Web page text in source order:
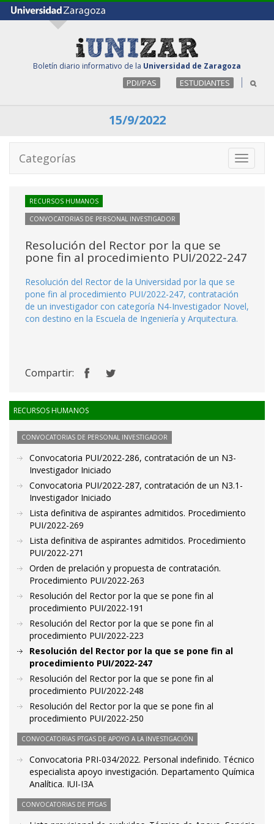
Boletín diario informativo de la Universidad de Zaragoza
PDI/PAS ESTUDIANTES
15/9/2022
Toggle
Categorías
RECURSOS HUMANOS
CONVOCATORIAS DE PERSONAL INVESTIGADOR
Resolución del Rector por la que se
pone fin al procedimiento PUI/2022-247
Resolución del Rector de la Universidad por la que se
pone fin al procedimiento PUI/2022-247, contratación
de un investigador con categoría N4-Investigador Novel,
con destino en la Escuela de Ingeniería y Arquitectura.
Compartir:
RECURSOS HUMANOS
CONVOCATORIAS DE PERSONAL INVESTIGADOR
Convocatoria PUI/2022-286, contratación de un N3-
Investigador Iniciado
Convocatoria PUI/2022-287, contratación de un N3.1-
Investigador Iniciado
Lista definitiva de aspirantes admitidos. Procedimiento
PUI/2022-269
Lista definitiva de aspirantes admitidos. Procedimiento
PUI/2022-271
Orden de prelación y propuesta de contratación.
Procedimiento PUI/2022-263
Resolución del Rector por la que se pone fin al
procedimiento PUI/2022-191
Resolución del Rector por la que se pone fin al
procedimiento PUI/2022-223
Resolución del Rector por la que se pone fin al
procedimiento PUI/2022-247
Resolución del Rector por la que se pone fin al
procedimiento PUI/2022-248
Resolución del Rector por la que se pone fin al
procedimiento PUI/2022-250
CONVOCATORIAS PTGAS DE APOYO A LA INVESTIGACIÓN
Convocatoria PRI-034/2022. Personal indefinido. Técnico
especialista apoyo investigación. Departamento Química
Analítica. IUI-I3A
CONVOCATORIAS DE PTGAS